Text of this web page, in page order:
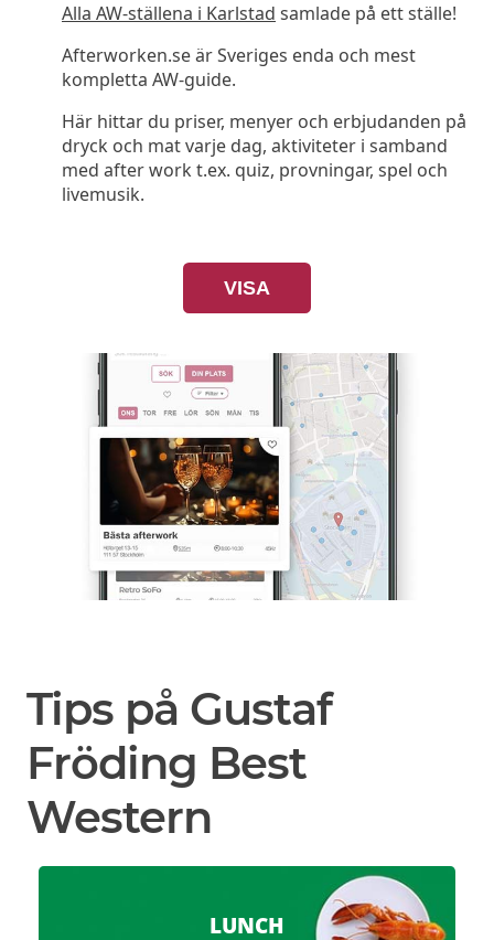
Alla AW-ställena i Karlstad samlade på ett ställe!
Afterworken.se är Sveriges enda och mest
kompletta AW-guide.
Här hittar du priser, menyer och erbjudanden på
dryck och mat varje dag, aktiviteter i samband
med after work t.ex. quiz, provningar, spel och
livemusik.
VISA
Tips på Gustaf
Fröding Best
Western
LUNCH